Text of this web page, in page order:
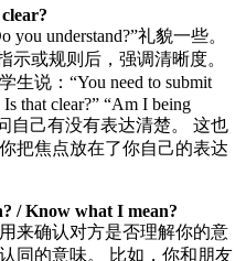
understand?”礼貌一些。
示或规则后，强调清晰度。
生说：“You need to submit
that clear?” “Am I being
自己有没有表达清楚。 这也
把焦点放在了你自己的表达
/ Know what I mean?
来确认对方是否理解你的意
同的意味。 比如，你和朋友